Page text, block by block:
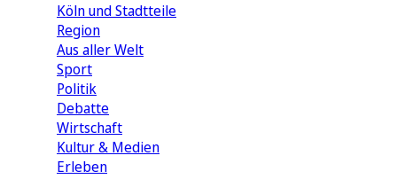
Köln und Stadtteile
Region
Aus aller Welt
Sport
Politik
Debatte
Wirtschaft
Kultur & Medien
Erleben